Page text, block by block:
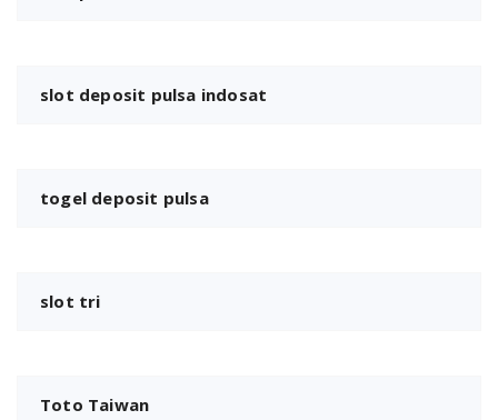
slot deposit pulsa indosat
togel deposit pulsa
slot tri
Toto Taiwan